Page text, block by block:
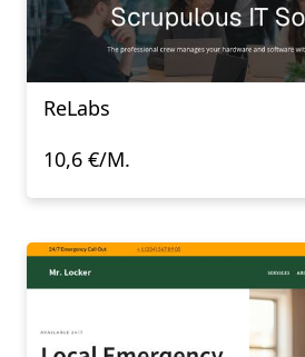
ReLabs
10,6 €/M.